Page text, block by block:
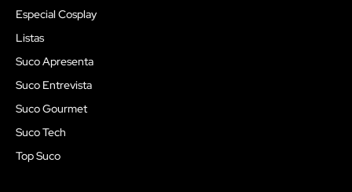
Especial Cosplay
Listas
Suco Apresenta
Suco Entrevista
Suco Gourmet
Suco Tech
Top Suco